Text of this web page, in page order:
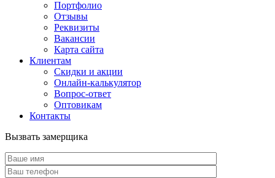
Портфолио
Отзывы
Реквизиты
Вакансии
Карта сайта
Клиентам
Скидки и акции
Онлайн-калькулятор
Вопрос-ответ
Оптовикам
Контакты
Вызвать замерщика